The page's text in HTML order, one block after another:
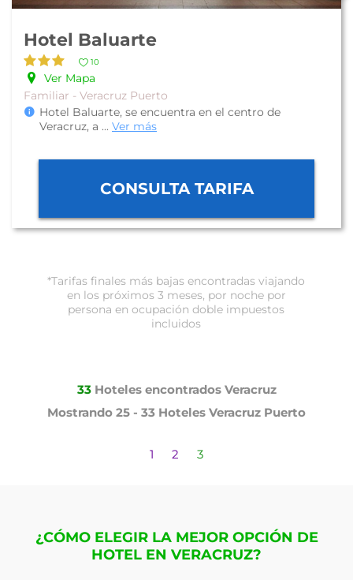
Hotel Baluarte
10
Ver Mapa
Familiar - Veracruz Puerto
Hotel Baluarte, se encuentra en el centro de
Veracruz, a ... Ver más
CONSULTA TARIFA
*Tarifas finales más bajas encontradas viajando
en los próximos 3 meses, por noche por
persona en ocupación doble impuestos
incluidos
33Hoteles encontrados Veracruz
Mostrando 25 - 33 Hoteles Veracruz Puerto
1 2 3
¿CÓMO ELEGIR LA MEJOR OPCIÓN DE
HOTEL EN VERACRUZ?